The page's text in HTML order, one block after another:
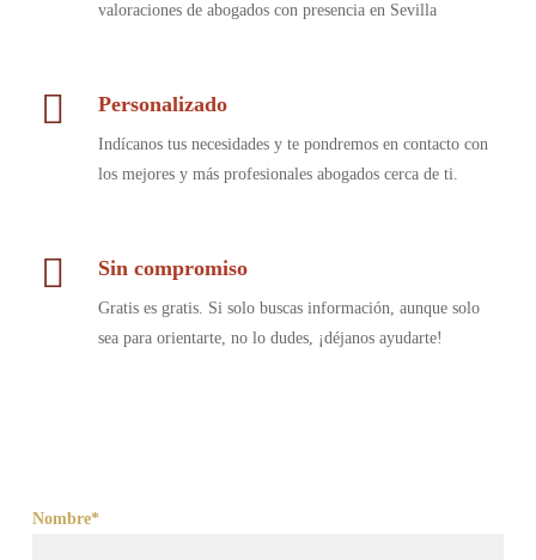
valoraciones de abogados con presencia en Sevilla
Personalizado
Indícanos tus necesidades y te pondremos en contacto con
los mejores y más profesionales abogados cerca de ti.
Sin compromiso
Gratis es gratis. Si solo buscas información, aunque solo
sea para orientarte, no lo dudes, ¡déjanos ayudarte!
Nombre*